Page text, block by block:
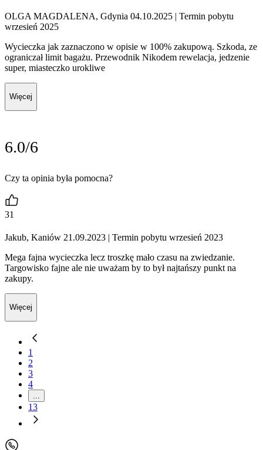
OLGA MAGDALENA, Gdynia 04.10.2025 | Termin pobytu
wrzesień 2025
Wycieczka jak zaznaczono w opisie w 100% zakupową. Szkoda, ze
ograniczał limit bagażu. Przewodnik Nikodem rewelacja, jedzenie
super, miasteczko urokliwe
Więcej
6.0/6
Czy ta opinia była pomocna?
31
Jakub, Kaniów 21.09.2023 | Termin pobytu wrzesień 2023
Mega fajna wycieczka lecz troszkę mało czasu na zwiedzanie.
Targowisko fajne ale nie uważam by to był najtańszy punkt na
zakupy.
Więcej
1
2
3
4
13